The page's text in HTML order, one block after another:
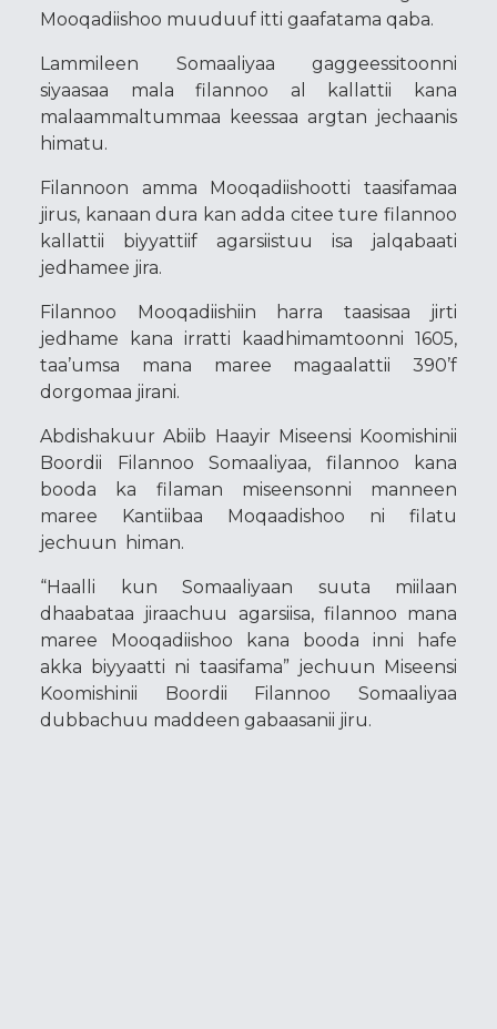
Mooqadiishoo muuduuf itti gaafatama qaba.
Lammileen Somaaliyaa gaggeessitoonni
siyaasaa mala filannoo al kallattii kana
malaammaltummaa keessaa argtan jechaanis
himatu.
Filannoon amma Mooqadiishootti taasifamaa
jirus, kanaan dura kan adda citee ture filannoo
kallattii biyyattiif agarsiistuu isa jalqabaati
jedhamee jira.
Filannoo Mooqadiishiin harra taasisaa jirti
jedhame kana irratti kaadhimamtoonni 1605,
taa’umsa mana maree magaalattii 390’f
dorgomaa jirani.
Abdishakuur Abiib Haayir Miseensi Koomishinii
Boordii Filannoo Somaaliyaa, filannoo kana
booda ka filaman miseensonni manneen
maree Kantiibaa Moqaadishoo ni filatu
jechuun himan.
“Haalli kun Somaaliyaan suuta miilaan
dhaabataa jiraachuu agarsiisa, filannoo mana
maree Mooqadiishoo kana booda inni hafe
akka biyyaatti ni taasifama” jechuun Miseensi
Koomishinii Boordii Filannoo Somaaliyaa
dubbachuu maddeen gabaasanii jiru.